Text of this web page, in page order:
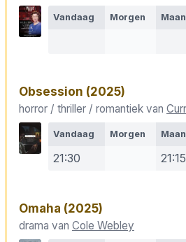
Vandaag Morgen
Obsession (2025)
horror / thriller / romantiek van
Vandaag Morgen
21:30 21:15
Omaha (2025)
drama van Cole Webley